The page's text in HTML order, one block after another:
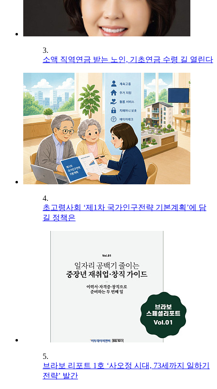
3.
소액 직역연금 받는 노인, 기초연금 수령 길 열린다
4.
초고령사회 ‘제1차 국가인구전략 기본계획’에 담
길 정책은
5.
브라보 리포트 1호 ‘사오정 시대, 73세까지 일하기
전략’ 발간